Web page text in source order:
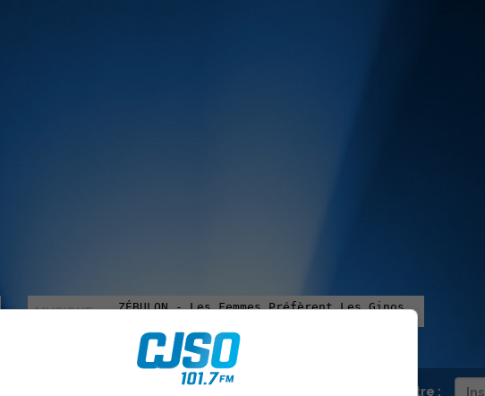
MUSIQUE :
manquer à Sorel-Tracy et la région, abonne-toi à notre infolettre :